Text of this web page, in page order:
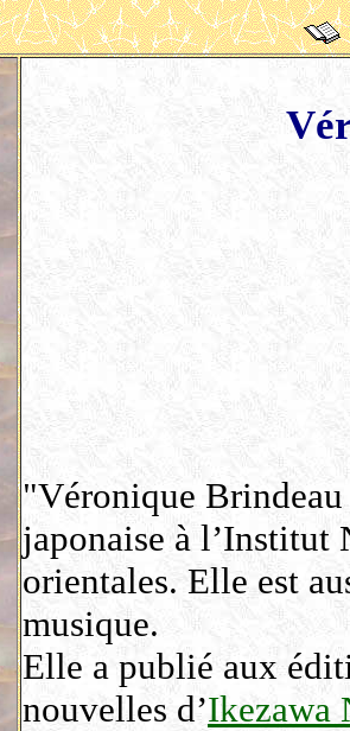
"Véronique
japonaise à l’Institut
orientales. Elle est
musique.
Elle a publié aux
nouvelles d’Ikezawa